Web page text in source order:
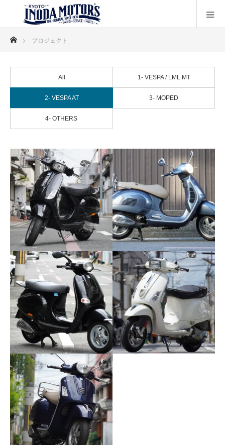
プロジェクト
All 1- VESPA / LML MT
2- VESPA AT 3- MOPED
4- OTHERS
VESPA S50 (68ccボアア
ップ）
THX SOLD
OUT…..VESPA GTS250ie
VESPA ET4 125